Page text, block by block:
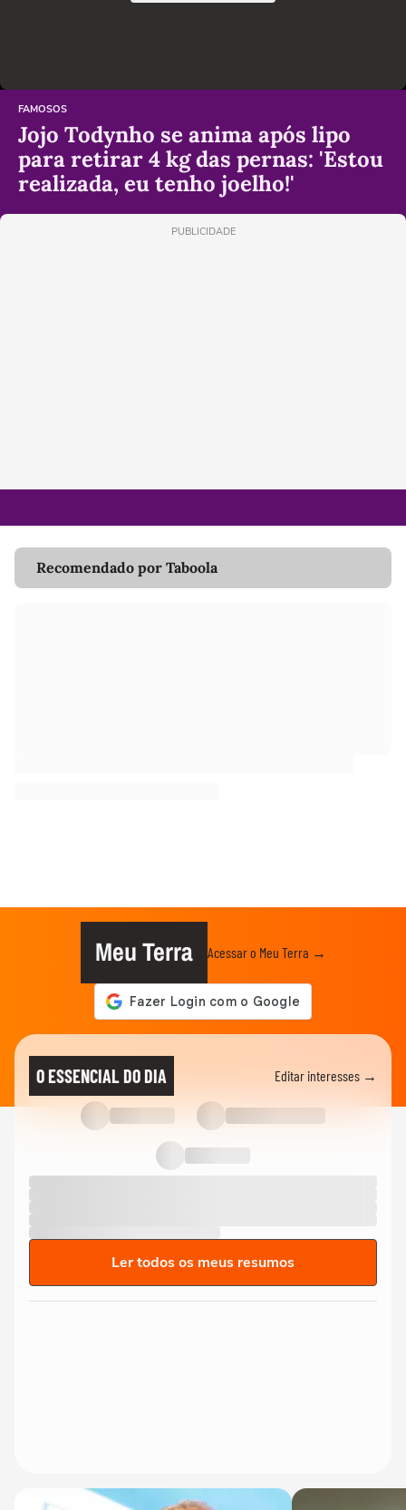
FAMOSOS
Jojo Todynho se anima após lipo
para retirar 4 kg das pernas: 'Estou
realizada, eu tenho joelho!'
PUBLICIDADE
Recomendado por Taboola
Meu Terra Acessar o Meu Terra →
O ESSENCIAL DO DIA Editar interesses →
Ler todos os meus resumos